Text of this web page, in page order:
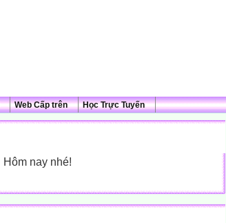
Web Cấp trên Học Trực Tuyến
Hôm nay nhé!